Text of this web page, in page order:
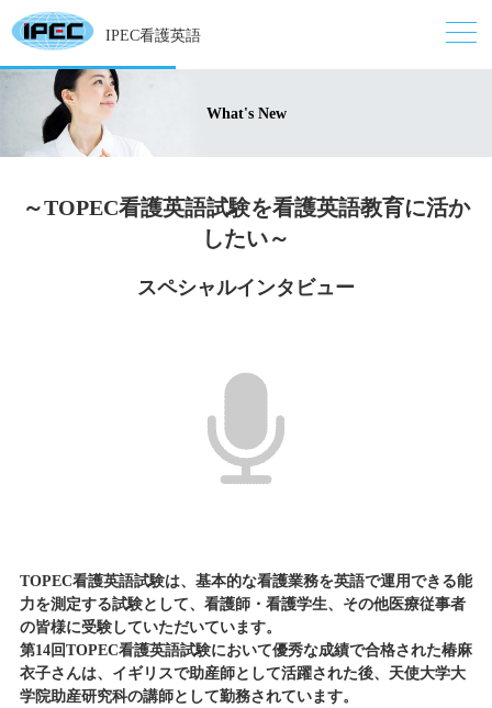
IPEC看護英語
What's New
～TOPEC看護英語試験を看護英語教育に活か
したい～
スペシャルインタビュー
TOPEC看護英語試験は、基本的な看護業務を英語で運用できる能
力を測定する試験として、看護師・看護学生、その他医療従事者
の皆様に受験していただいています。
第14回TOPEC看護英語試験において優秀な成績で合格された椿麻
衣子さんは、イギリスで助産師として活躍された後、天使大学大
学院助産研究科の講師として勤務されています。